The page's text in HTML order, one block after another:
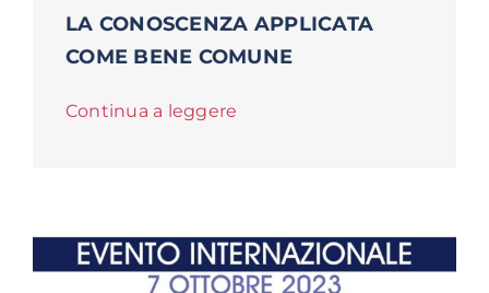
LA CONOSCENZA APPLICATA
COME BENE COMUNE
Continua a leggere